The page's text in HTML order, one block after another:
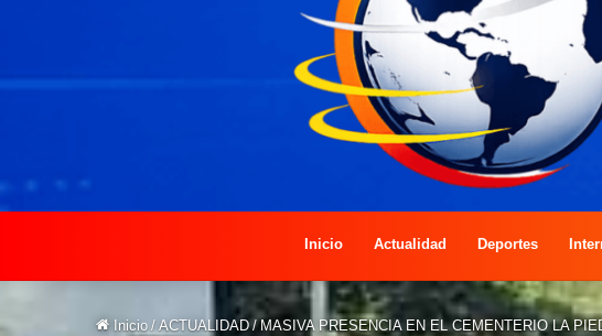
Inicio Actualidad Deportes
Inicio / ACTUALIDAD / MASIVA PRESENCIA EN EL CEMENTERIO LA